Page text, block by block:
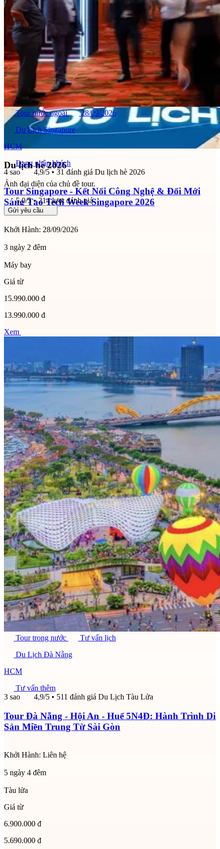
Du lịch hè 2026
Ảnh đại diện của chủ đề tour.
5,0/5 • 214 lượt đánh giá
Gửi yêu cầu
Tour nước ngoài
28/09/2026
Du Lịch Singapore
HCM
Đang nhận khách
4 sao
4,9/5 • 31 đánh giá Du lịch hè 2026
Tour Singapore - Kết Nối Công Nghệ & Đổi Mới
Sáng Tạo Tech Week Singapore 2026
Khởi Hành: 28/09/2026
3 ngày 2 đêm
Máy bay
Giá từ
15.990.000 đ
13.990.000 đ
Xem
Tour trong nước
Tư vấn lịch
Du Lịch Đà Nẵng
HCM
Tư vấn thêm
3 sao
4,9/5 • 511 đánh giá Du Lịch Tàu Lửa
Tour Đà Nẵng - Hội An - Huế 5N4Đ: Hành Trình Di
Sản Miền Trung Từ Sài Gòn
Khởi Hành: Liên hệ
5 ngày 4 đêm
Tàu lửa
Giá từ
6.900.000 đ
5.690.000 đ